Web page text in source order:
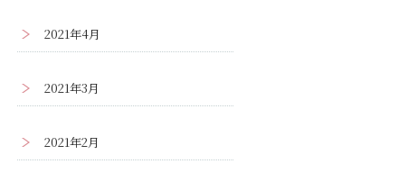
2021年4月
2021年3月
2021年2月